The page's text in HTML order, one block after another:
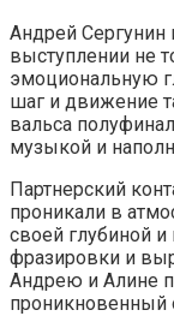
Андрей Сергунин
выступлении не
эмоциональную
шаг и движение
вальса
музыкой и
Партнерский
проникали в
своей глубиной
фразировки и
Андрею и Алине
проникновенный